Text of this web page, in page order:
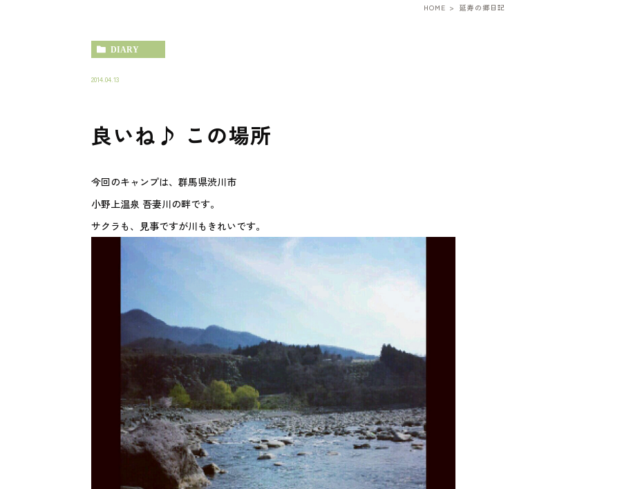
HOME 延寿の郷日記
DIARY
2014.04.13
良いね♪ この場所
今回のキャンプは、群馬県渋川市
小野上温泉 吾妻川の畔です。
サクラも、見事ですが川もきれいです。